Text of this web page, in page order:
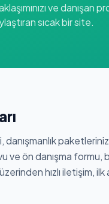
ve danışan
sıcak bir site.
ve ön danışma formu,
hızlı iletişim,